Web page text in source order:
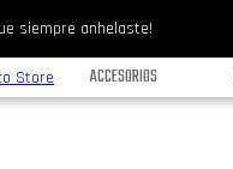
siempre anhelaste!
ACCESORIOS